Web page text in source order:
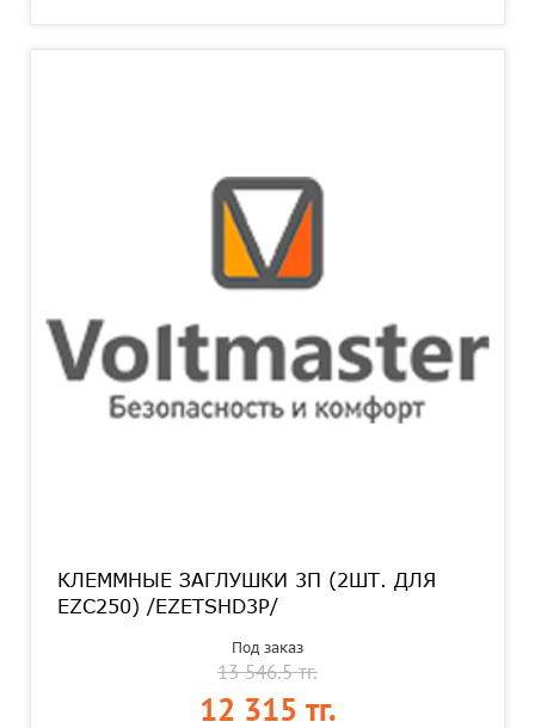
КЛЕММНЫЕ ЗАГЛУШКИ 3П (2ШТ. ДЛЯ
EZC250) /EZETSHD3P/
Под заказ
13 546.5 тг.
12 315 тг.